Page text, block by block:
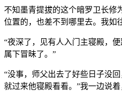
不知墨青提拔的这个暗罗卫长修
位置的，也差不到哪里去。我如
“夜深了，见有人入门主寝殿，
属下冒昧了。”
“没事，师父出去了好些日子没
就过来他寝殿看看。”我一边说